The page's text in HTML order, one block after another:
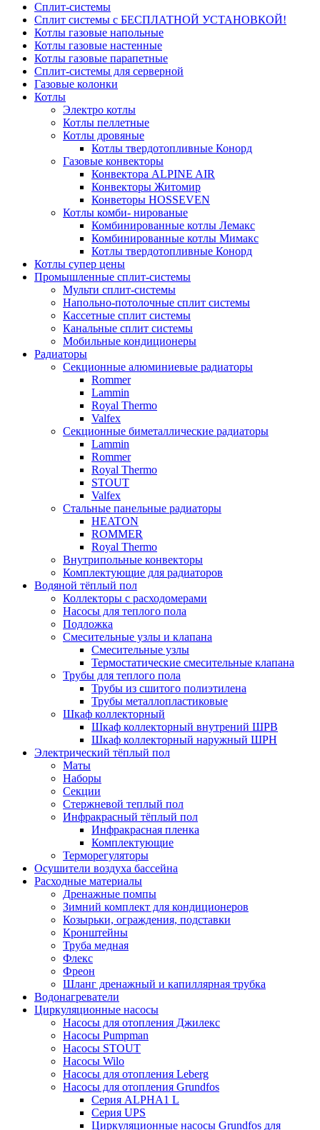
Сплит-системы
Сплит системы с БЕСПЛАТНОЙ УСТАНОВКОЙ!
Котлы газовые напольные
Котлы газовые настенные
Котлы газовые парапетные
Сплит-системы для серверной
Газовые колонки
Котлы
Электро котлы
Котлы пеллетные
Котлы дровяные
Котлы твердотопливные Конорд
Газовые конвекторы
Конвектора ALPINE AIR
Конвекторы Житомир
Конветоры HOSSEVEN
Котлы комби- нированые
Комбинированные котлы Лемакс
Комбинированные котлы Мимакс
Котлы твердотопливные Конорд
Котлы супер цены
Промышленные сплит-системы
Мульти сплит-системы
Напольно-потолочные сплит системы
Кассетные сплит системы
Канальные сплит системы
Мобильные кондиционеры
Радиаторы
Секционные алюминиевые радиаторы
Rommer
Lammin
Royal Thermo
Valfex
Секционные биметаллические радиаторы
Lammin
Rommer
Royal Thermo
STOUT
Valfex
Стальные панельные радиаторы
HEATON
ROMMER
Royal Thermo
Внутрипольные конвекторы
Комплектующие для радиаторов
Водяной тёплый пол
Коллекторы с расходомерами
Насосы для теплого пола
Подложка
Смесительные узлы и клапана
Смесительные узлы
Термостатические смесительные клапана
Трубы для теплого пола
Трубы из сшитого полиэтилена
Трубы металлопластиковые
Шкаф коллекторный
Шкаф коллекторный внутрений ШРВ
Шкаф коллекторный наружный ШРН
Электрический тёплый пол
Маты
Наборы
Секции
Стержневой теплый пол
Инфракрасный тёплый пол
Инфракрасная пленка
Комплектующие
Терморегуляторы
Осушители воздуха бассейна
Расходные материалы
Дренажные помпы
Зимний комплект для кондиционеров
Козырьки, ограждения, подставки
Кронштейны
Труба медная
Флекс
Фреон
Шланг дренажный и капиллярная трубка
Водонагреватели
Циркуляционные насосы
Насосы для отопления Джилекс
Насосы Pumpman
Насосы STOUT
Насосы Wilo
Насосы для отопления Leberg
Насосы для отопления Grundfos
Серия ALPHA1 L
Серия UPS
Циркуляционные насосы Grundfos для